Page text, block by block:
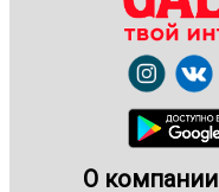
О компании